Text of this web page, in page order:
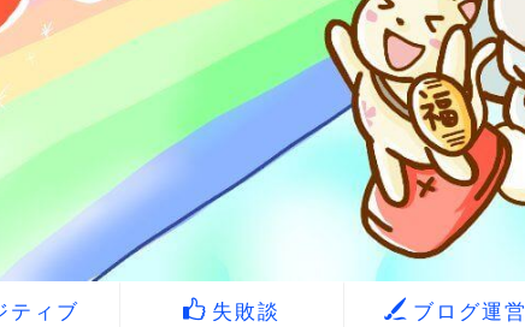
ティブ 失敗談 ブログ運営